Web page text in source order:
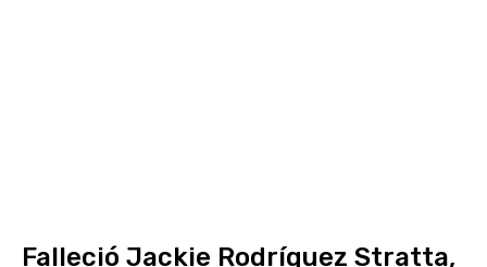
Falleció Jackie Rodríguez Stratta,